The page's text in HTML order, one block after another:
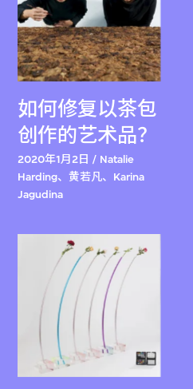
如何修复以茶包
创作的艺术品？
2020年1月2日 / Natalie
Harding、黄若凡、Karina
Jagudina